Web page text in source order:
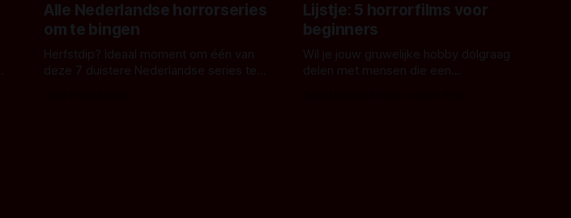
Alle Nederlandse horrorseries
om te bingen
Herfstdip? Ideaal moment om één van
deze 7 duistere Nederlandse series te
Lijstje: 5 horrorfilms voor
beginners
Wil je jouw gruwelijke hobby dolgraag
delen met mensen die een